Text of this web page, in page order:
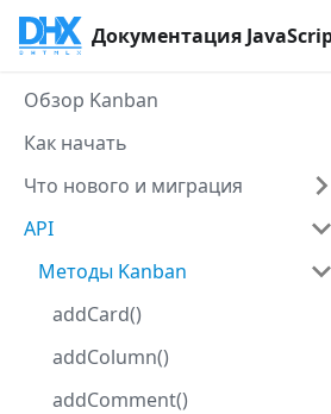
Документация
Обзор Kanban
Как начать
Что нового и миграция
API
Методы Kanban
addCard()
addColumn()
addComment()